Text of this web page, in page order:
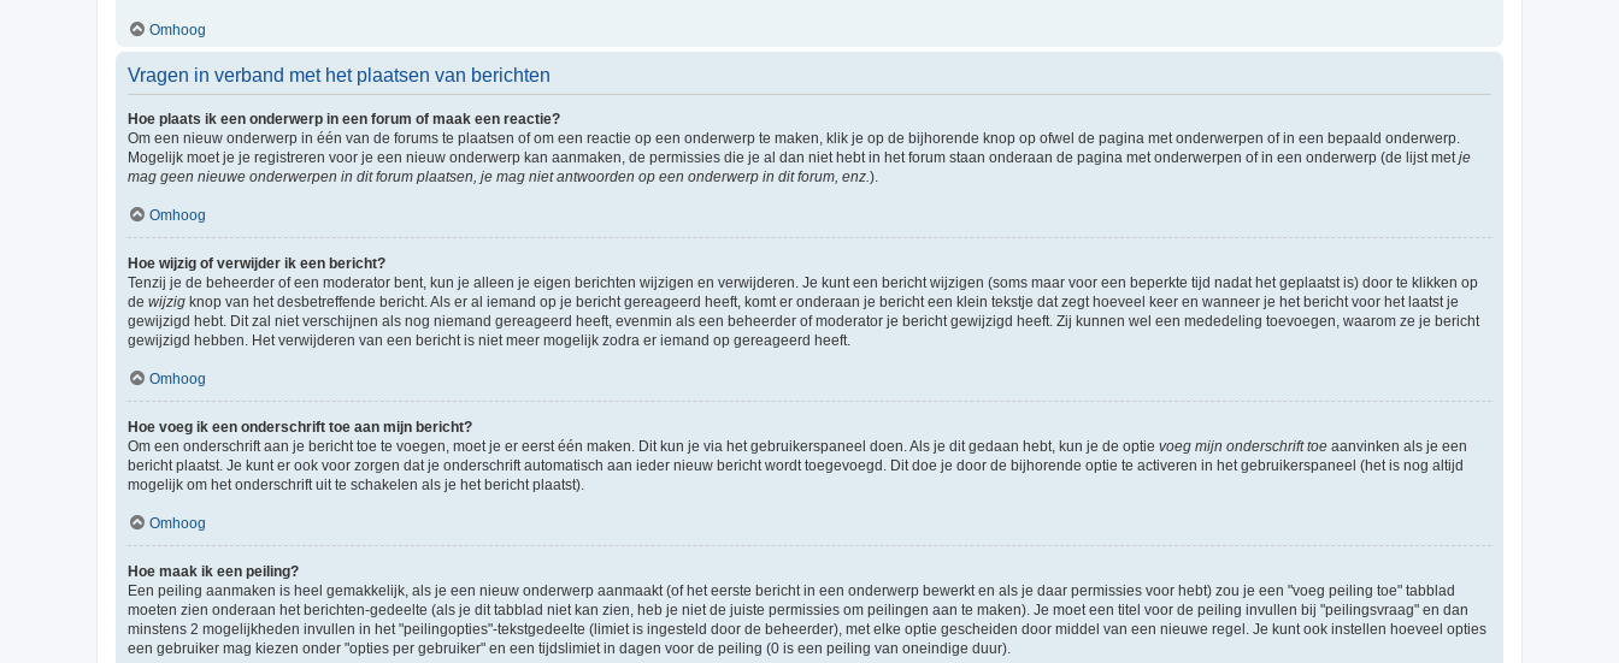
Omhoog
Vragen in verband met het plaatsen van berichten
Hoe plaats ik een onderwerp in een forum of maak een reactie?
Om een nieuw onderwerp in één van de forums te plaatsen of om een reactie op een onderwerp te maken, klik je op de bijhorende knop op ofwel de pagina met onderwerpen of in een bepaald onderwerp.
Mogelijk moet je je registreren voor je een nieuw onderwerp kan aanmaken, de permissies die je al dan niet hebt in het forum staan onderaan de pagina met onderwerpen of in een onderwerp (de lijst met je
mag geen nieuwe onderwerpen in dit forum plaatsen, je mag niet antwoorden op een onderwerp in dit forum, enz. ).
Omhoog
Hoe wijzig of verwijder ik een bericht?
Tenzij je de beheerder of een moderator bent, kun je alleen je eigen berichten wijzigen en verwijderen. Je kunt een bericht wijzigen (soms maar voor een beperkte tijd nadat het geplaatst is) door te klikken op
de wijzig knop van het desbetreffende bericht. Als er al iemand op je bericht gereageerd heeft, komt er onderaan je bericht een klein tekstje dat zegt hoeveel keer en wanneer je het bericht voor het laatst je
gewijzigd hebt. Dit zal niet verschijnen als nog niemand gereageerd heeft, evenmin als een beheerder of moderator je bericht gewijzigd heeft. Zij kunnen wel een mededeling toevoegen, waarom ze je bericht
gewijzigd hebben. Het verwijderen van een bericht is niet meer mogelijk zodra er iemand op gereageerd heeft.
Omhoog
Hoe voeg ik een onderschrift toe aan mijn bericht?
Om een onderschrift aan je bericht toe te voegen, moet je er eerst één maken. Dit kun je via het gebruikerspaneel doen. Als je dit gedaan hebt, kun je de optie voeg mijn onderschrift toe aanvinken als je een
bericht plaatst. Je kunt er ook voor zorgen dat je onderschrift automatisch aan ieder nieuw bericht wordt toegevoegd. Dit doe je door de bijhorende optie te activeren in het gebruikerspaneel (het is nog altijd
mogelijk om het onderschrift uit te schakelen als je het bericht plaatst).
Omhoog
Hoe maak ik een peiling?
Een peiling aanmaken is heel gemakkelijk, als je een nieuw onderwerp aanmaakt (of het eerste bericht in een onderwerp bewerkt en als je daar permissies voor hebt) zou je een "voeg peiling toe" tabblad
moeten zien onderaan het berichten-gedeelte (als je dit tabblad niet kan zien, heb je niet de juiste permissies om peilingen aan te maken). Je moet een titel voor de peiling invullen bij "peilingsvraag" en dan
minstens 2 mogelijkheden invullen in het "peilingopties"-tekstgedeelte (limiet is ingesteld door de beheerder), met elke optie gescheiden door middel van een nieuwe regel. Je kunt ook instellen hoeveel opties
een gebruiker mag kiezen onder "opties per gebruiker" en een tijdslimiet in dagen voor de peiling (0 is een peiling van oneindige duur).